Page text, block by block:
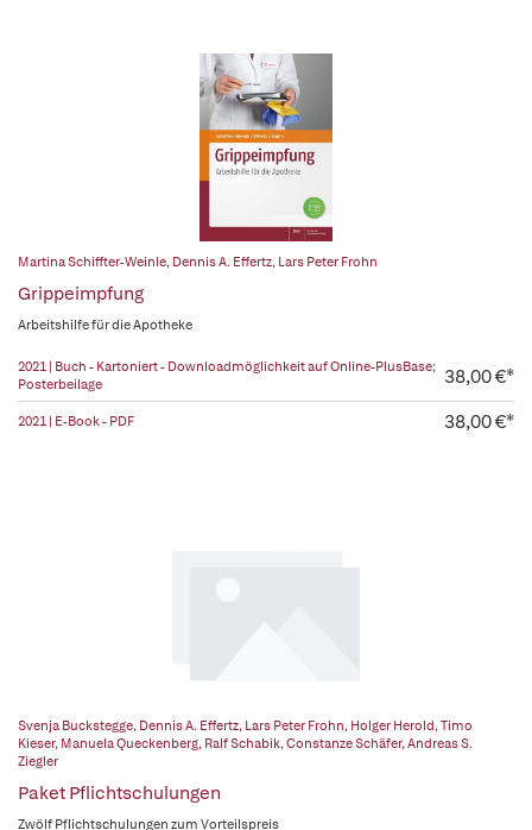
Martina Schiffter-Weinle, Dennis A. Effertz, Lars Peter Frohn
Grippeimpfung
Arbeitshilfe für die Apotheke
2021 | Buch - Kartoniert - Downloadmöglichkeit auf Online-PlusBase;
Posterbeilage
38,00 €*
2021 | E-Book - PDF 38,00 €*
Svenja Buckstegge, Dennis A. Effertz, Lars Peter Frohn, Holger Herold,Timo
Kieser, Manuela Queckenberg, Ralf Schabik,Constanze Schäfer,Andreas S.
Ziegler
Paket Pflichtschulungen
Zwölf Pflichtschulungen zum Vorteilspreis